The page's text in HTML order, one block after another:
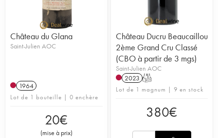
Château du Glana
Saint-Julien AOC
1964
Lot de 1 bouteille | 0 enchère
20€
(mise à prix)
Château Ducru Beaucaillou
2ème Grand Cru Classé
(CBO à partir de 3 mgs)
Saint-Julien AOC
2023 T
Lot de 1 magnum | 9 en stock
380€